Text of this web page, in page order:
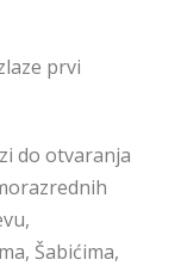
prvi
do otvaranja
Šabićima,